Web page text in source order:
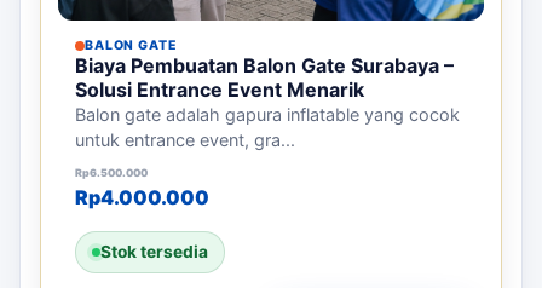
BALON GATE
Biaya Pembuatan Balon Gate Surabaya –
Solusi Entrance Event Menarik
Balon gate adalah gapura inflatable yang cocok
untuk entrance event, gra...
Rp6.500.000
Harga aslinya adalah: Rp6.500.000.
Rp4.000.000
Harga saat ini adalah: Rp4.000.000.
Stok tersedia